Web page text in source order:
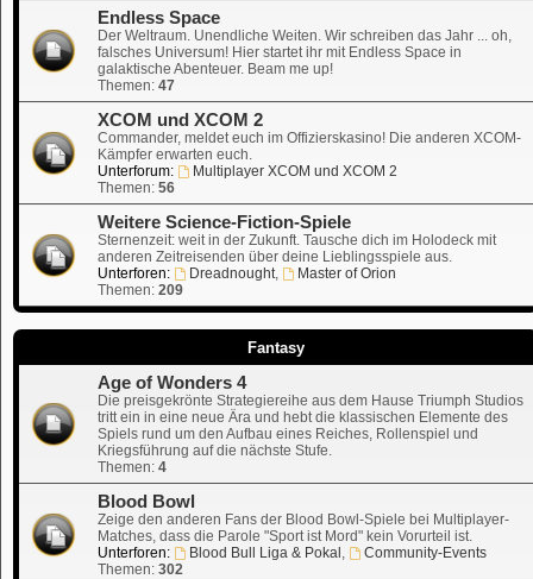
Endless Space
Der Weltraum. Unendliche Weiten. Wir schreiben das Jahr ... oh,
falsches Universum! Hier startet ihr mit Endless Space in
galaktische Abenteuer. Beam me up!
Themen: 47
XCOM und XCOM 2
Commander, meldet euch im Offizierskasino! Die anderen XCOM-
Kämpfer erwarten euch.
Unterforum:
Multiplayer XCOM und XCOM 2
Themen: 56
Weitere Science-Fiction-Spiele
Sternenzeit: weit in der Zukunft. Tausche dich im Holodeck mit
anderen Zeitreisenden über deine Lieblingsspiele aus.
Unterforen:
Dreadnought,
Master of Orion
Themen: 209
Fantasy
Age of Wonders 4
Die preisgekrönte Strategiereihe aus dem Hause Triumph Studios
tritt ein in eine neue Ära und hebt die klassischen Elemente des
Spiels rund um den Aufbau eines Reiches, Rollenspiel und
Kriegsführung auf die nächste Stufe.
Themen: 4
Blood Bowl
Zeige den anderen Fans der Blood Bowl-Spiele bei Multiplayer-
Matches, dass die Parole "Sport ist Mord" kein Vorurteil ist.
Unterforen:
Blood Bull Liga & Pokal,
Community-Events
Themen: 302